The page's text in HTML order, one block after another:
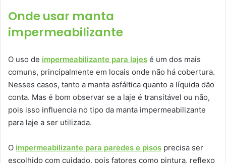
Onde usar manta
impermeabilizante
O uso de impermeabilizante para lajes é um dos mais
comuns, principalmente em locais onde não há cobertura.
Nesses casos, tanto a manta asfáltica quanto a líquida dão
conta. Mas é bom observar se a laje é transitável ou não,
pois isso influencia no tipo da manta impermeabilizante
para laje a ser utilizada.
O impermeabilizante para paredes e pisos precisa ser
escolhido com cuidado, pois fatores como pintura, reflexo